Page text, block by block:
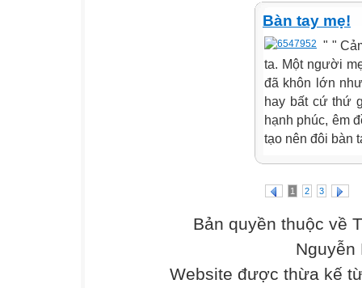
Bàn tay mẹ!
" "
ta. Một người
đã khôn lớn
hay bất cứ thứ
hạnh phúc, êm
tạo nên đôi bàn
1 2 3
Bản quyền thuộc về
Nguyễn
Website được thừa kế